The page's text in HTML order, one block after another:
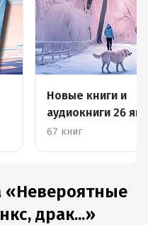
Новые книги и
аудиокниги 26
февраля
67 книг
«Невероятные
драк...»